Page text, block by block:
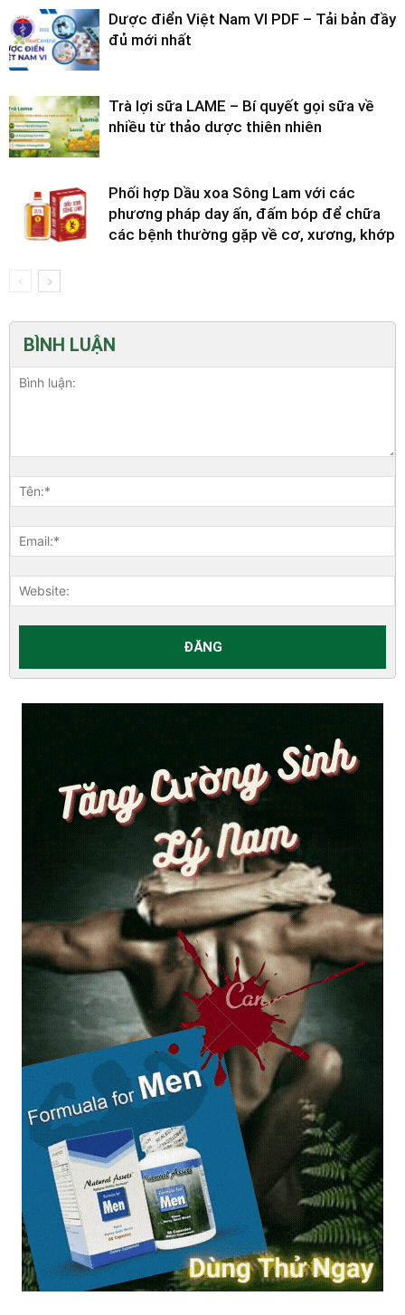
Dược điển Việt Nam VI PDF – Tải bản đầy
đủ mới nhất
Trà lợi sữa LAME – Bí quyết gọi sữa về
nhiều từ thảo dược thiên nhiên
Phối hợp Dầu xoa Sông Lam với các
phương pháp day ấn, đấm bóp để chữa
các bệnh thường gặp về cơ, xương, khớp
BÌNH LUẬN